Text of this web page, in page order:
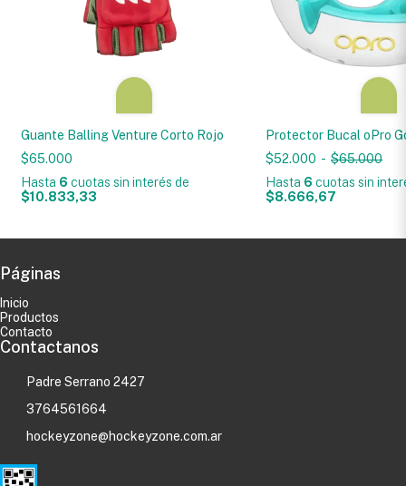
Guante Balling Venture Corto Rojo
$65.000
Hasta 6 cuotas sin interés de
$10.833,33
Protector Bucal oPro
$52.000 - $65.000
Hasta 6 cuotas sin
$8.666,67
Páginas
Inicio
Productos
Contacto
Contactanos
Padre Serrano 2427
3764561664
hockeyzone@hockeyzone.com.ar